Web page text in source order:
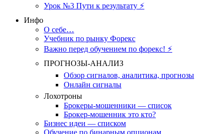
Урок №3 Пути к результату ⚡️
Инфо
О себе…
Учебник по рынку Форекс
Важно перед обучением по форекс! ⚡
ПРОГНОЗЫ-АНАЛИЗ
Обзор сигналов, аналитика, прогнозы
Онлайн сигналы
Лохотроны
Брокеры-мошенники — список
Брокер-мошенник это кто?
Бизнес идеи — списком
Обучение по бинарным опционам